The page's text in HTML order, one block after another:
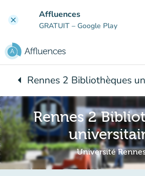
clear Affluences
GRATUIT – Google Play
arrow_leftRetour à :
Rennes 2 Bibliothèques
Rennes 2
Université